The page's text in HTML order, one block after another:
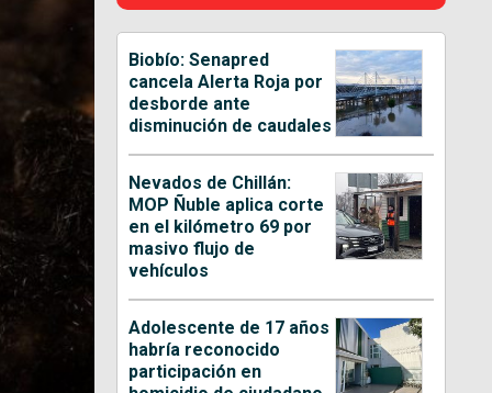
Biobío: Senapred
cancela Alerta Roja por
desborde ante
disminución de caudales
Nevados de Chillán:
MOP Ñuble aplica corte
en el kilómetro 69 por
masivo flujo de
vehículos
Adolescente de 17 años
habría reconocido
participación en